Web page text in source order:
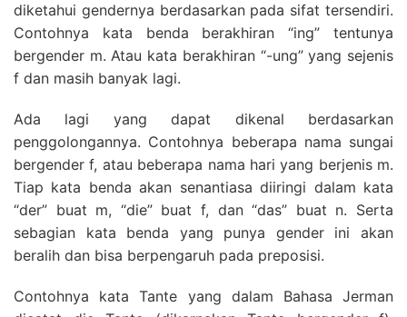
diketahui gendernya berdasarkan pada sifat tersendiri.
Contohnya kata benda berakhiran “ing” tentunya
bergender m. Atau kata berakhiran “-ung” yang sejenis
f dan masih banyak lagi.
Ada lagi yang dapat dikenal berdasarkan
penggolongannya. Contohnya beberapa nama sungai
bergender f, atau beberapa nama hari yang berjenis m.
Tiap kata benda akan senantiasa diiringi dalam kata
“der” buat m, “die” buat f, dan “das” buat n. Serta
sebagian kata benda yang punya gender ini akan
beralih dan bisa berpengaruh pada preposisi.
Contohnya kata Tante yang dalam Bahasa Jerman